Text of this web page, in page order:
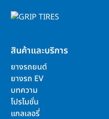
สินค้าและบริการ
ยางรถยนต์
ยางรถ EV
บทความ
โปรโมชั่น
แกลเลอรี่